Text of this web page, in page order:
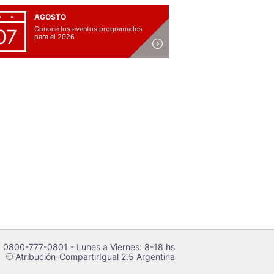
AGOSTO
Conocé los eventos programados
para el 2026
0800-777-0801 - Lunes a Viernes: 8-18 hs
cAtribución-CompartirIgual 2.5 Argentina